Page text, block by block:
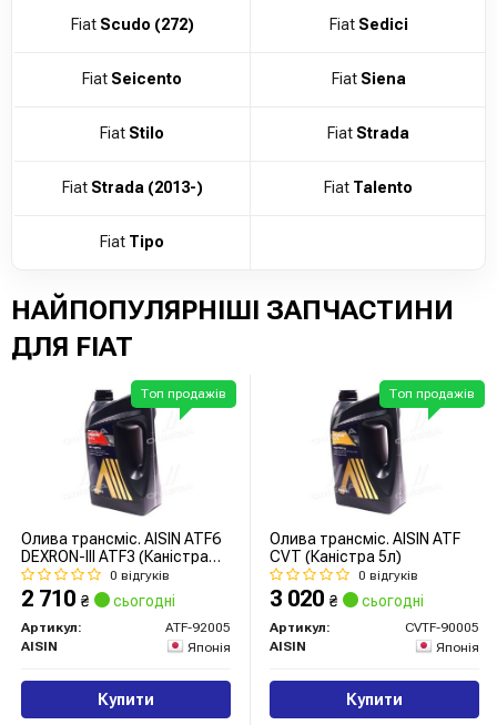
Fiat Scudo (272) Fiat Sedici
Fiat Seicento Fiat Siena
Fiat Stilo Fiat Strada
Fiat Strada (2013-) Fiat Talento
Fiat Tipo
НАЙПОПУЛЯРНІШІ ЗАПЧАСТИНИ
ДЛЯ FIAT
Олива трансміс. AISIN ATF6
DEXRON-III ATF3 (Каністра
5л)
0 відгуків
2 710 ₴ сьогодні
Артикул:
ATF-92005
AISIN
Японія
Купити
Топ продажів
Олива трансміс. AISIN ATF
CVT (Каністра 5л)
0 відгуків
3 020 ₴ сьогодні
Артикул:
CVTF-90005
AISIN
Японія
Купити
Топ продажів